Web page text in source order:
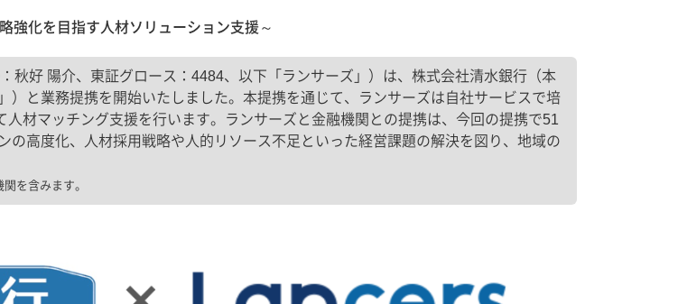
強化を目指す人材ソリューション支援～
秋好 陽介、東証グロース：4484、以下「ランサーズ」）は、株式会社清水銀行（本
と業務提携を開始いたしました。本提携を通じて、ランサーズは自社サービスで培
材マッチング支援を行います。ランサーズと金融機関との提携は、今回の提携で51
高度化、人材採用戦略や人的リソース不足といった経営課題の解決を図り、地域の
を含みます。